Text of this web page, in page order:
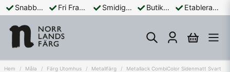
Snabba Leveranser Fri Frakt Över 899:- Smidiga Betalningar Butik och Online Etablerad Sedan 1965
Hem Måla Färg Utomhus Metallfärg Metallack CombiColor Sidenmatt Svart